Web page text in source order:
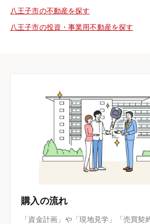
八王子市の不動産を探す
八王子市の投資・事業用不動産を探す
購入の流れ
「資金計画」や「現地見学」「売買契